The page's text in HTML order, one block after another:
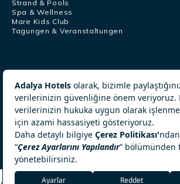
Strand & Pools
Spa & Wellness
Mare Kids Club
Tagungen & Veranstaltungen
+902422540807
+905326340232
[email protected]
© ADALYA Hotels 2026. All Rights Reserved.
UmweltpolitikCookie-Richtlinie